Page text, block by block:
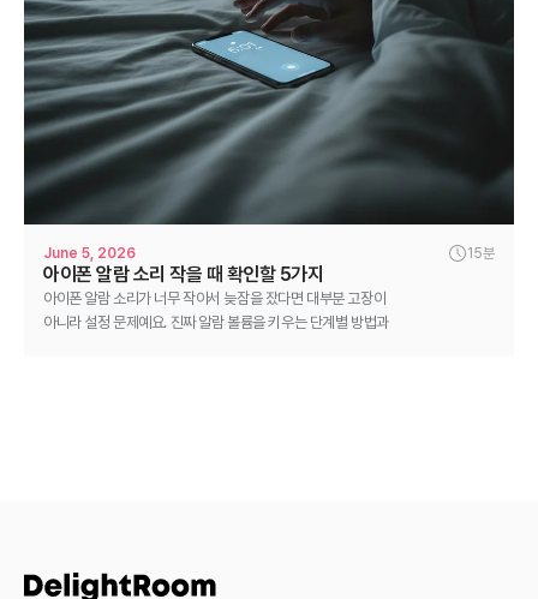
June 5, 2026 15분
아이폰 알람 소리 작을 때 확인할 5가지
아이폰 알람 소리가 너무 작아서 늦잠을 잤다면 대부분 고장이
아니라 설정 문제예요. 진짜 알람 볼륨을 키우는 단계별 방법과